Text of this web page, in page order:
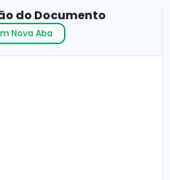
do Documento
Nova Aba